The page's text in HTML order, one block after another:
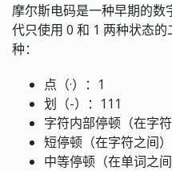
摩尔斯电码是一种早期的
代只使用 0 和 1 两种状态
种：
点（·）：1
划（-）：111
字符内部停顿（在字
短停顿（在字符之间
中等停顿（在单词之